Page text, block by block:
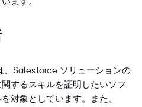
Salesforce ソリューションの
するスキルを証明したいソフ
対象としています。また、